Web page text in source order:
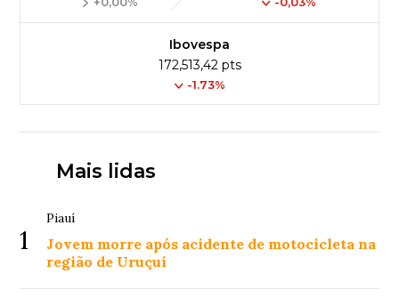
Ibovespa
172,513,42 pts
-1.73%
Mais lidas
1
Piauí
Jovem morre após acidente de motocicleta na
região de Uruçuí